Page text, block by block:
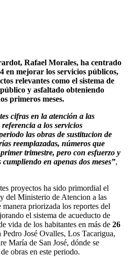
Rafael Morales, ha centrado
en mejorar los servicios públicos,
relevantes como el sistema de
y asfaltado obteniendo
primeros meses.
cifras en la atención a las
a los servicios
las obras de sustitucion de
reemplazadas, números que
trimestre, pero con esfuerzo y
en apenas dos meses”,
proyectos ha sido primordial el
del Ministerio de Atencion a las
priorizada los reportes del
el sistema de acueducto de
vida de los habitantes en más de 26
José Ovalles, Los Tacarigua,
María de San José, dónde se
obras en este periodo.